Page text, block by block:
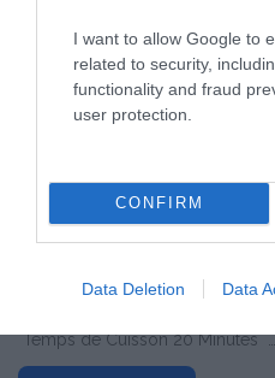
I want to allow Google to
related to security,
functionality and fraud
user protection.
CONFIRM
Data Deletion Data
16 février 2023 0 716
Samossas de
Temps de Cuisson 20 Minutes …